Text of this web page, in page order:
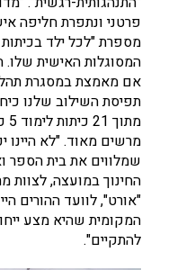
פרטני ונתפרת חליפה
מספרת "לכל ילד
המסוגלות האישית שלו.
אם מאמצת במסגרת
תפיסת השילוב שלנו
מרשים מאוד. "לא היינו
שמלווים את בית הספר
החינוך במועצה, לצוות
"אורט", לוועד ההורים
המקומית שהיא מצע
להתקיים".